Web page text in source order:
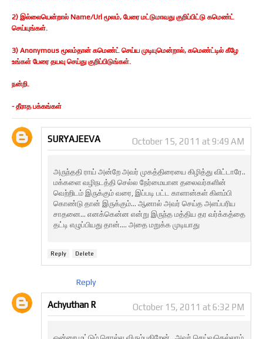
2) இல்லையென்றால் Name/Url மூலம், பேரை மட்டுமாவது குறிப்பிட்டு கமெண்ட்
செய்யுங்கள்.
3) Anonymous மூலம்தான் கமெண்ட் செய்ய முடியுமென்றால், கமெண்ட்டில் கீழே
உங்கள் பேரை தயவு செய்து குறிப்பிடுங்கள்.
நன்றி.
- தீராத பக்கங்கள்
SURYAJEEVA October 15, 2011 at 9:49 AM
அருந்ததி ராய் அன்றே அவர் முகத்திரையை கிழித்து விட்டாரே..
மக்களை வழிநடத்தி செல்ல நேர்மையான தலைவர்களின்
வெற்றிடம் இருக்கும் வரை, இப்படி பட்ட காளான்கள் கிளம்பி
கொண்டு தான் இருக்கும்... ஆனால் அவர் செய்த அளப்பரிய
சாதனை... எனக்கென்ன என்று இருந்த மத்திய தர வர்க்கத்தை
தட்டி எழுப்பியது தான்.... அதை மறுக்க முடியாது
Reply Delete
Reply
Achyuthan R October 15, 2011 at 6:32 PM